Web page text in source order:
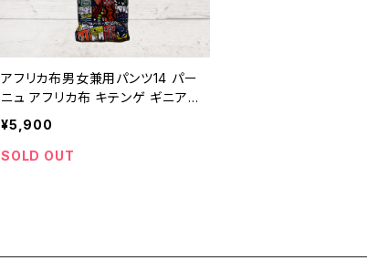
アフリカ布男女兼用パンツ14 パー
ニュ アフリカ布 キテンゲ ギニア
フェアトレード INUWALIAFRICA
¥5,900
SOLD OUT